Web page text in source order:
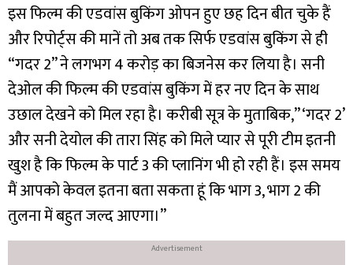
इस फिल्म की एडवांस बुकिंग ओपन हुए छह दिन बीत चुके हैं
और रिपोर्ट्स की मानें तो अब तक सिर्फ एडवांस बुकिंग से ही
“गदर 2” ने लगभग 4 करोड़ का बिजनेस कर लिया है। सनी
देओल की फिल्म की एडवांस बुकिंग में हर नए दिन के साथ
उछाल देखने को मिल रहा है। करीबी सूत्र के मुताबिक,” ‘गदर 2’
और सनी देयोल की तारा सिंह को मिले प्यार से पूरी टीम इतनी
खुश है कि फिल्म के पार्ट 3 की प्लानिंग भी हो रही हैं। इस समय
मैं आपको केवल इतना बता सकता हूं कि भाग 3, भाग 2 की
तुलना में बहुत जल्द आएगा।”